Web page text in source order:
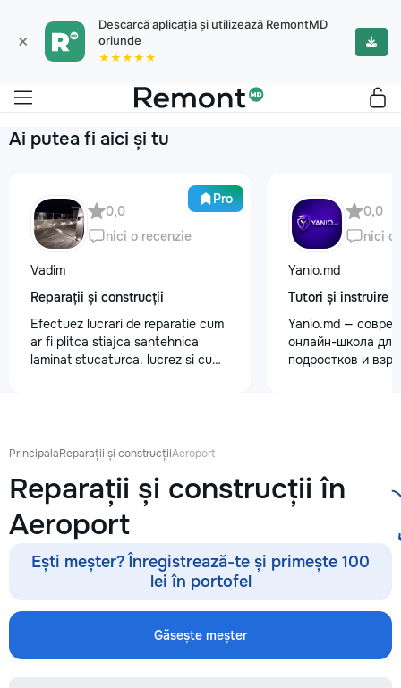
×
Descarcă aplicația și utilizează RemontMD
oriunde
★★★★★
Ai putea fi aici și tu
Pro
0,0
nici o recenzie
Vadim
Reparații și construcții
Efectuez lucrari de reparatie cum
ar fi plitca stiajca santehnica
laminat stucaturca. lucrez si cu
0,0
nici o
Yanio.md
Tutori și instruire
Yanio.md —
онлайн-школа для
подростков и
преподаватели
языку,
биологии, химии,
другим
интерактивной
использованием
методик и
подхода.
PrincipalaReparații și construcțiiAeroport
Reparații și construcții în
Aeroport
Ești meșter? Înregistrează-te și primește 100
lei în portofel
Găsește meșter